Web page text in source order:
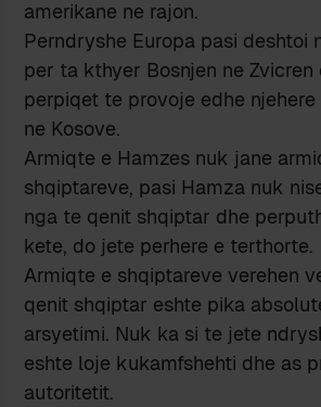
amerikane ne rajon.
Perndryshe Europa pasi deshtoi
per ta kthyer Bosnjen ne
perpiqet te provoje edhe
ne Kosove.
Armiqte e Hamzes nuk jane
shqiptareve, pasi Hamza nuk
nga te qenit shqiptar dhe
kete, do jete perhere e terthorte.
Armiqte e shqiptareve verehen
qenit shqiptar eshte pika
arsyetimi. Nuk ka si te jete
eshte loje kukamfshehti dhe as
autoritetit.